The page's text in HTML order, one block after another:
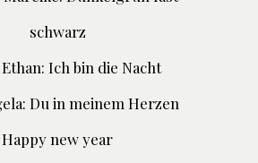
schwarz
Ich bin die Nacht
Du in meinem Herzen
Happy new year